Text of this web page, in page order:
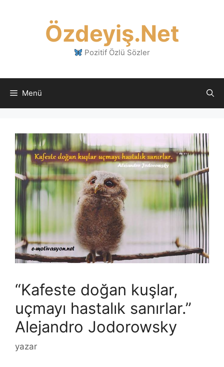
Özdeyiş.Net
Pozitif Özlü Sözler
Menü
“Kafeste doğan kuşlar,
uçmayı hastalık sanırlar.”
Alejandro Jodorowsky
yazar